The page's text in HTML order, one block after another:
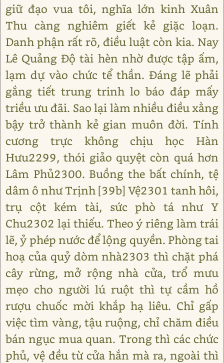
giữ đạo vua tôi, nghĩa lớn kinh Xuân
Thu càng nghiêm giết kẻ giặc loạn.
Danh phận rất rõ, điều luật còn kia. Nay
Lê Quảng Độ tài hèn nhờ được tập ấm,
lạm dự vào chức tể thần. Đáng lẽ phải
gắng tiết trung trinh lo báo đáp mấy
triều ưu đãi. Sao lại làm nhiều điều xằng
bậy trở thành kẻ gian muôn đời. Tính
cương trực không chịu học Hàn
Hưu2299, thói giảo quyệt còn quá hơn
Lâm Phủ2300. Buồng the bất chính, tệ
dâm ô như Trịnh [39b] Vệ2301 tanh hôi,
trụ cột kém tài, sức phò tá như Y
Chu2302 lại thiếu. Theo ý riêng làm trái
lẽ, ỷ phép nước để lộng quyền. Phòng tai
hoạ của quỷ dòm nhà2303 thì chặt phá
cây rừng, mở rộng nhà cửa, trổ mưu
mẹo cho người lú ruột thì tự cầm hồ
rượu chuốc mời khắp hạ liêu. Chỉ gấp
việc tìm vàng, tậu ruộng, chỉ chăm điều
bán ngục mua quan. Trong thì các chức
phủ, vệ đều từ cửa hắn mà ra, ngoài thì